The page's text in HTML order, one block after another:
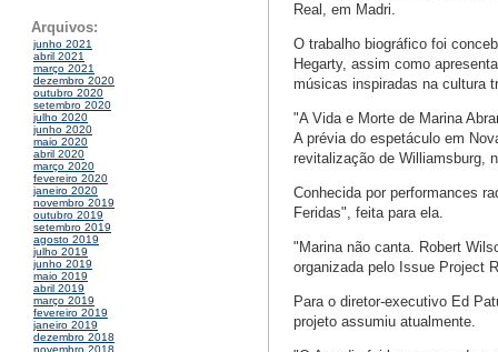
Arquivos:
junho 2021
abril 2021
março 2021
dezembro 2020
outubro 2020
setembro 2020
julho 2020
junho 2020
maio 2020
abril 2020
março 2020
fevereiro 2020
janeiro 2020
novembro 2019
outubro 2019
setembro 2019
agosto 2019
julho 2019
junho 2019
maio 2019
abril 2019
março 2019
fevereiro 2019
janeiro 2019
dezembro 2018
Real, em Madri.
O trabalho biográfico foi
Hegarty, assim como
músicas inspiradas na cultura
"A Vida e Morte de Marina
A prévia do espetáculo em
revitalização de Williamsburg,
Conhecida por performances
Feridas", feita para ela.
"Marina não canta. Robert
organizada pelo Issue Project
Para o diretor-executivo Ed
projeto assumiu atualmente.